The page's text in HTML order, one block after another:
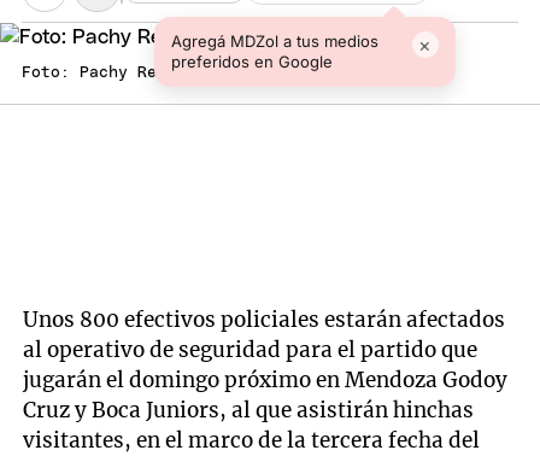
Agregá MDZol a tus medios
preferidos en Google
×
Foto: Pachy Reynoso/MDZ
Unos 800 efectivos policiales estarán afectados
al operativo de seguridad para el partido que
jugarán el domingo próximo en Mendoza Godoy
Cruz y Boca Juniors, al que asistirán hinchas
visitantes, en el marco de la tercera fecha del